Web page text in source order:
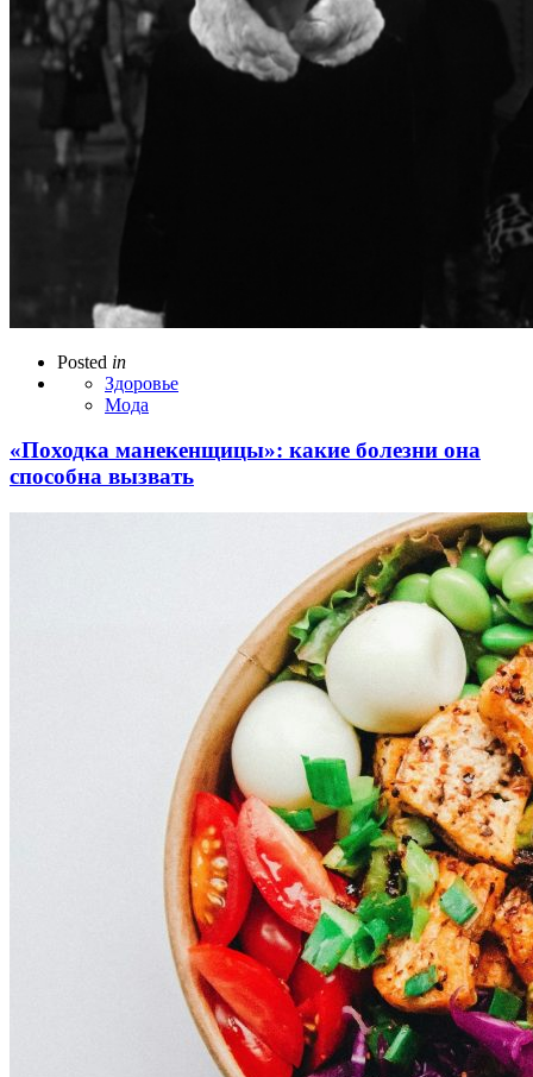
Posted in
Здоровье
Мода
«Походка манекенщицы»: какие болезни она
способна вызвать